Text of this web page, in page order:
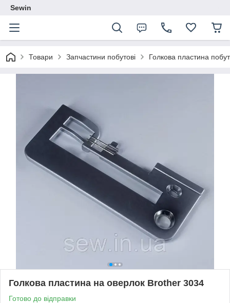
Sewin
Товари Запчастини побутові Голкова пластина
Голкова пластина на оверлок Brother 3034
Готово до відправки